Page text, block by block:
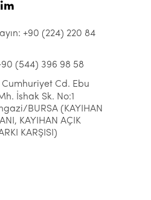
+90 (224) 220 84
(544) 396 98 58
Cumhuriyet Cd. Ebu
İshak Sk. No:1
BURSA (KAYIHAN
KAYIHAN AÇIK
KARŞISI)